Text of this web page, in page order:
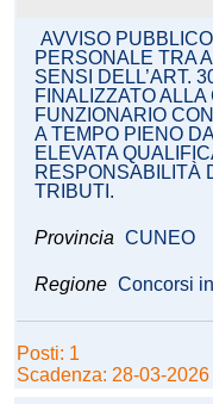
AVVISO
PERSONALE TRA
SENSI DELL’ART.
FINALIZZATO
FUNZIONARIO
A TEMPO PIENO
ELEVATA
RESPONSABILITÀ
TRIBUTI.
Provincia CUNEO
Regione Concorsi
Posti: 1
Scadenza: 28-03-2026